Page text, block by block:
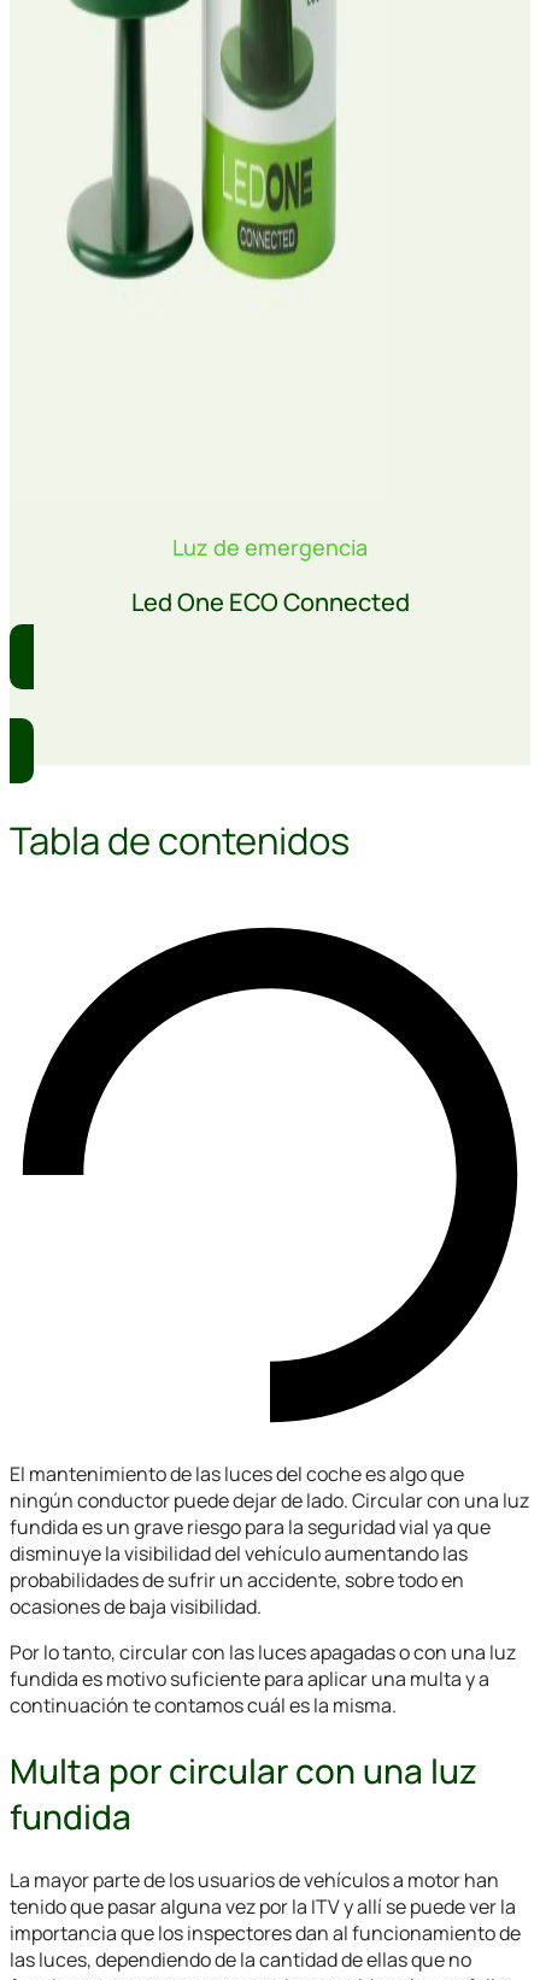
Luz de emergencia
Led One ECO Connected
Tabla de contenidos
El mantenimiento de las luces del coche es algo que
ningún conductor puede dejar de lado. Circular con una luz
fundida es un grave riesgo para la seguridad vial ya que
disminuye la visibilidad del vehículo aumentando las
probabilidades de sufrir un accidente, sobre todo en
ocasiones de baja visibilidad.
Por lo tanto, circular con las luces apagadas o con una luz
fundida es motivo suficiente para aplicar una multa y a
continuación te contamos cuál es la misma.
Multa por circular con una luz
fundida
La mayor parte de los usuarios de vehículos a motor han
tenido que pasar alguna vez por la ITV y allí se puede ver la
importancia que los inspectores dan al funcionamiento de
las luces, dependiendo de la cantidad de ellas que no